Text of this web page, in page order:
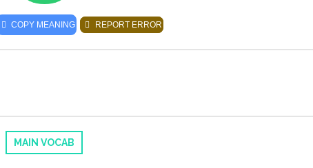
COPY MEANING REPORT ERROR
MAIN VOCAB